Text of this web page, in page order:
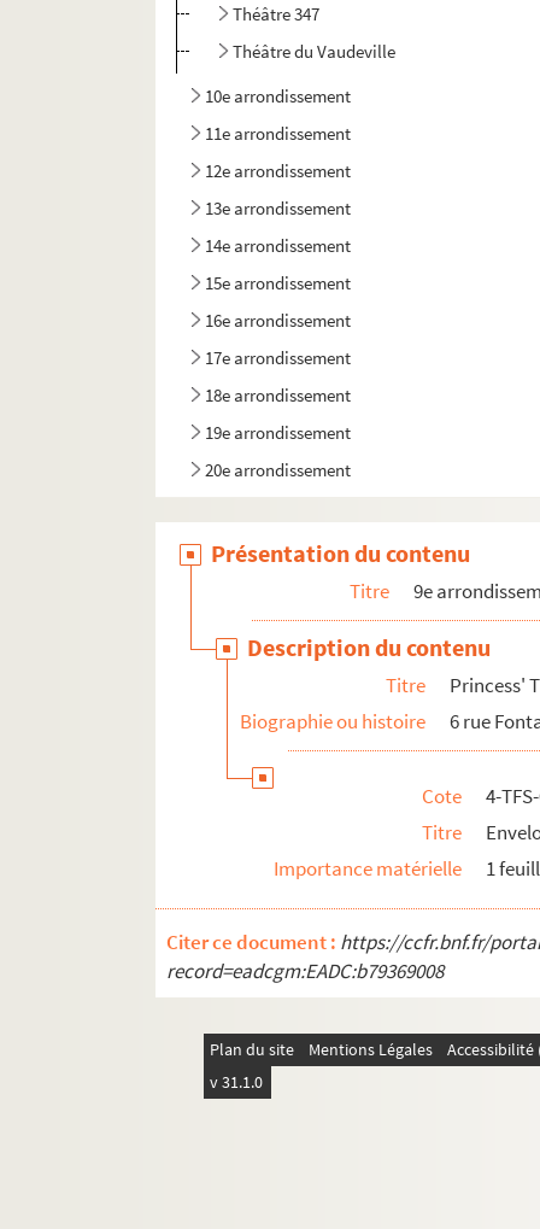
Théâtre 347
Théâtre du Vaudeville
10e arrondissement
11e arrondissement
12e arrondissement
13e arrondissement
14e arrondissement
15e arrondissement
16e arrondissement
17e arrondissement
18e arrondissement
19e arrondissement
20e arrondissement
Présentation du contenu
Titre 9e
Description du contenu
Titre
Princess'
Biographie ou histoire
6 rue
Cote
4-
Titre
Importance matérielle
1
Citer ce document : https://ccfr.bnf.fr/
record=eadcgm:EADC:b79369008
Plan du site Mentions Légales
v 31.1.0